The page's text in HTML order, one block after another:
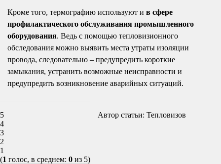
Кроме того, термографию используют и в сфере
профилактического обслуживания промышленного
оборудования. Ведь с помощью тепловизионного
обследования можно выявить места утраты изоляции
провода, следовательно – предупредить короткие
замыкания, устранить возможные неисправности и
предупредить возникновение аварийных ситуаций.
5
4
3
2
1
(1 голос, в среднем: 0 из 5)
Автор статьи: Тепловизов